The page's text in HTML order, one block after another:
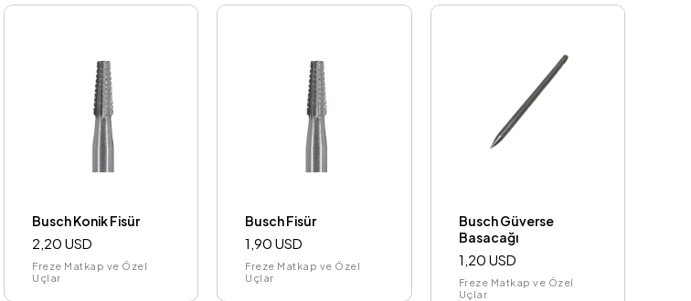
Busch Konik Fisür
2,20 USD
Freze Matkap ve Özel
Uçlar
Busch Fisür
1,90 USD
Freze Matkap ve Özel
Uçlar
Busch Güverse
Basacağı
1,20 USD
Freze Matkap ve Özel
Uçlar